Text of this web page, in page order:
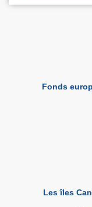
Fonds
Les îles